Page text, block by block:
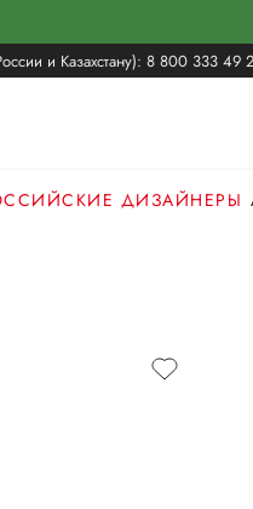
и Казахстану): 8 800 333 49
ДИЗАЙНЕРЫ